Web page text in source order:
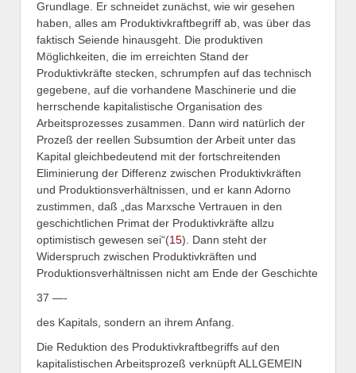
Grundlage. Er schneidet zunächst, wie wir gesehen
haben, alles am Produktivkraftbegriff ab, was über das
faktisch Seiende hinausgeht. Die produktiven
Möglichkeiten, die im erreichten Stand der
Produktivkräfte stecken, schrumpfen auf das technisch
gegebene, auf die vorhandene Maschinerie und die
herrschende kapitalistische Organisation des
Arbeitsprozesses zusammen. Dann wird natürlich der
Prozeß der reellen Subsumtion der Arbeit unter das
Kapital gleichbedeutend mit der fortschreitenden
Eliminierung der Differenz zwischen Produktivkräften
und Produktionsverhältnissen, und er kann Adorno
zustimmen, daß „das Marxsche Vertrauen in den
geschichtlichen Primat der Produktivkräfte allzu
optimistisch gewesen sei“(15). Dann steht der
Widerspruch zwischen Produktivkräften und
Produktionsverhältnissen nicht am Ende der Geschichte
37 —-
des Kapitals, sondern an ihrem Anfang.
Die Reduktion des Produktivkraftbegriffs auf den
kapitalistischen Arbeitsprozeß verknüpft ALLGEMEIN